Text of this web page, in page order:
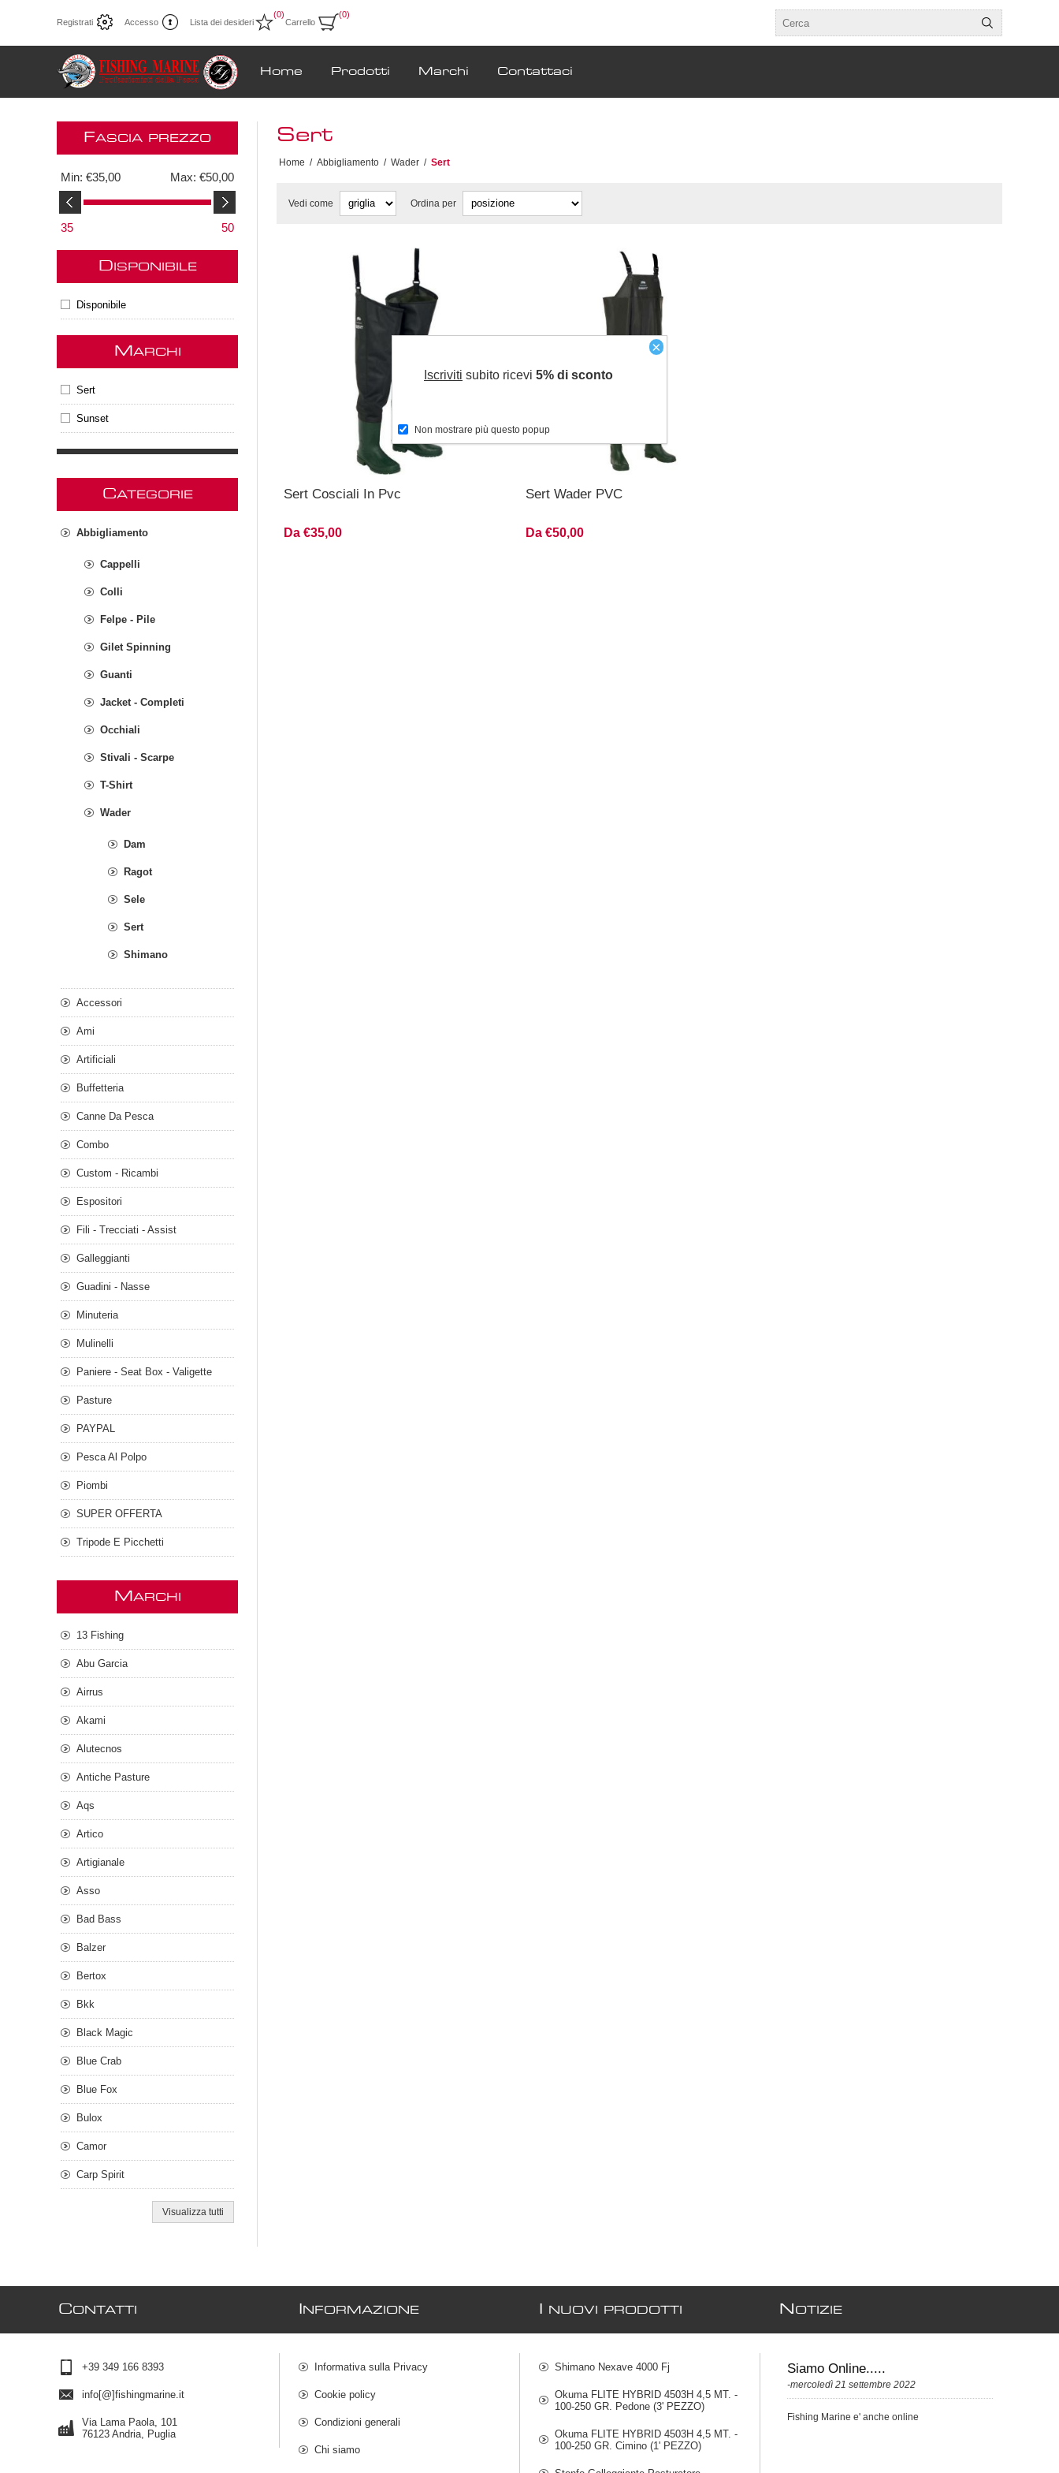
Registrati Accesso Lista dei desideri
(0)
Carrello
(0)
Home Prodotti Marchi Contattaci
Sert
Home / Abbigliamento / Wader / Sert
Vedi come Ordina per
Sert Cosciali In Pvc
Da €35,00
Sert Wader PVC
Da €50,00
FASCIA PREZZO
Min: €35,00 Max: €50,00
35 50
D ISPONIBILE
Disponibile
M ARCHI
Sert
Sunset
CATEGORIE
Abbigliamento
Cappelli
Colli
Felpe - Pile
Gilet Spinning
Guanti
Jacket - Completi
Occhiali
Stivali - Scarpe
T-Shirt
Wader
Dam
Ragot
Sele
Sert
Shimano
Accessori
Ami
Artificiali
Buffetteria
Canne Da Pesca
Combo
Custom - Ricambi
Espositori
Fili - Trecciati - Assist
Galleggianti
Guadini - Nasse
Minuteria
Mulinelli
Paniere - Seat Box - Valigette
Pasture
PAYPAL
Pesca Al Polpo
Piombi
SUPER OFFERTA
Tripode E Picchetti
M ARCHI
13 Fishing
Abu Garcia
Airrus
Akami
Alutecnos
Antiche Pasture
Aqs
Artico
Artigianale
Asso
Bad Bass
Balzer
Bertox
Bkk
Black Magic
Blue Crab
Blue Fox
Bulox
Camor
Carp Spirit
Visualizza tutti
CONTATTI
+39 349 166 8393
info[@]fishingmarine.it
Via Lama Paola, 101
76123 Andria, Puglia
NFORMAZIONE
Informativa sulla Privacy
Cookie policy
Condizioni generali
Chi siamo
NUOVI PRODOTTI
Shimano Nexave 4000 Fj
Okuma FLITE HYBRID 4503H 4,5 MT. -
100-250 GR. Pedone (3' PEZZO)
Okuma FLITE HYBRID 4503H 4,5 MT. -
100-250 GR. Cimino (1' PEZZO)
N OTIZIE
Siamo Online.....
-mercoledì 21 settembre 2022
Fishing Marine e' anche online
×
Iscriviti subito ricevi 5% di sconto
Non mostrare più questo popup